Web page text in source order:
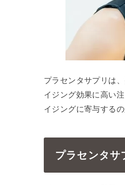
プラセンタサプリは
イジング効果に高い
イジングに寄与する
プラセンタサ